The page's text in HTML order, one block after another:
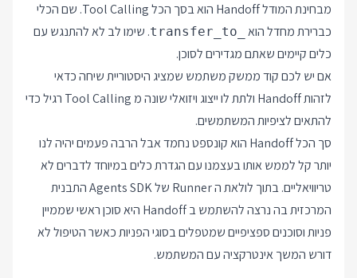
מבחינת המודל Handoff הוא בסך הכל Tool Calling. שם הכלי
כברירת מחדל הוא
transfer_to_. שימו לב לא להתנגש עם
כלים קיימים שאתם מגדירים לסוכן.
אם יש לכם קוד ממשק משתמש שמציג היסטוריית שיחה כדאי
לזהות Handoff ולתת לו ייצוג ויזואלי שונה מ Tool Calling רגיל כדי
להתאים לציפיות המשתמשים.
סך הכל Handoff הוא קונספט נחמד אבל הרבה פעמים יהיה לנו
יותר קל לממש אותו בעצמנו עם הגדרת כלים במיוחד לדברים לא
טריוויאליים. בתוך לולאת ה Runner של Agents SDK התבנית
המרכזית בה נרצה להשתמש ב Handoff היא סוכן ראשי שממיין
פניות וסוכנים ספציפיים שמטפלים בסוגי הפניות כאשר הטיפול לא
דורש המשך אינטרקציה עם המשתמש.